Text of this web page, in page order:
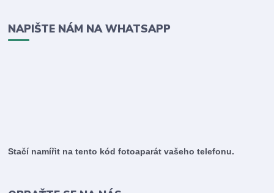
NAPIŠTE NÁM NA WHATSAPP
Stačí namířit na tento kód fotoaparát vašeho telefonu.